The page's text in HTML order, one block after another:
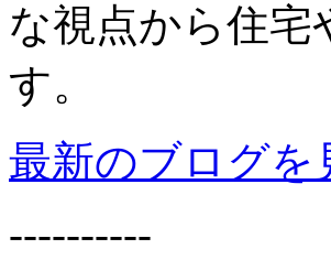
な視点から住
す。
最新のブログを
----------